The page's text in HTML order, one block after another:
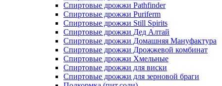
Спиртовые дрожжи Pathfinder
Спиртовые дрожжи Puriferm
Спиртовые дрожжи Still Spirits
Спиртовые дрожжи Дед Алтай
Спиртовые дрожжи Домашняя Мануфактура
Спиртовые дрожжи Дрожжевой комбинат
Спиртовые дрожжи Хмельные
Спиртовые дрожжи для виски
Спиртовые дрожжи для зерновой браги